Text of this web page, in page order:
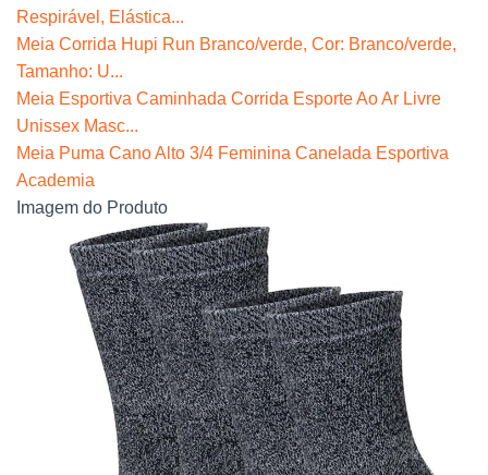
Respirável, Elástica...
Meia Corrida Hupi Run Branco/verde, Cor: Branco/verde,
Tamanho: U...
Meia Esportiva Caminhada Corrida Esporte Ao Ar Livre
Unissex Masc...
Meia Puma Cano Alto 3/4 Feminina Canelada Esportiva
Academia
Imagem do Produto